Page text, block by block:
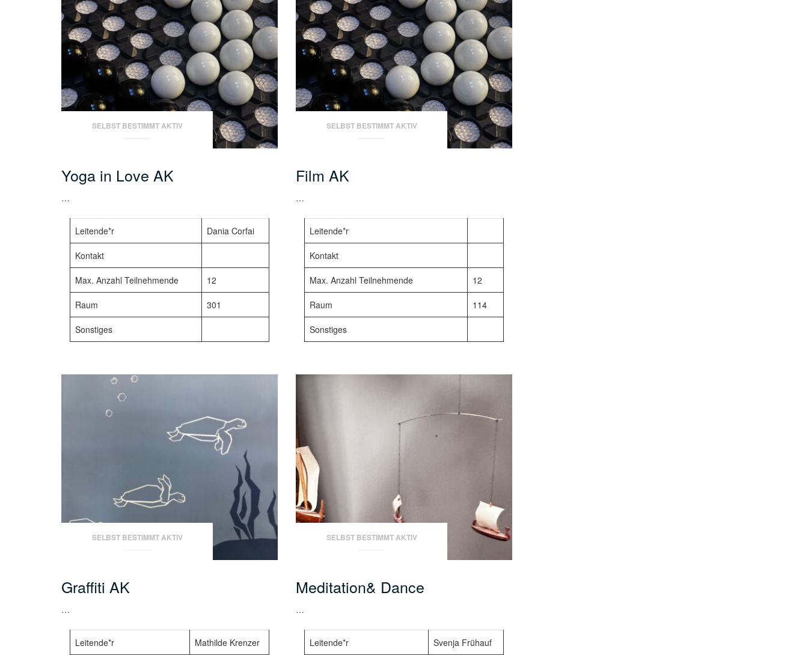
SELBST BESTIMMT AKTIV
Yoga in Love AK
…
Leitende*r Dania Corfai
Kontakt
Max. Anzahl Teilnehmende 12
Raum 301
Sonstiges
SELBST BESTIMMT AKTIV
Film AK
…
Leitende*r
Kontakt
Max. Anzahl Teilnehmende 12
Raum 114
Sonstiges
SELBST BESTIMMT AKTIV
Graffiti AK
…
Leitende*r Mathilde Krenzer
SELBST BESTIMMT AKTIV
Meditation& Dance
…
Leitende*r Svenja Frühauf